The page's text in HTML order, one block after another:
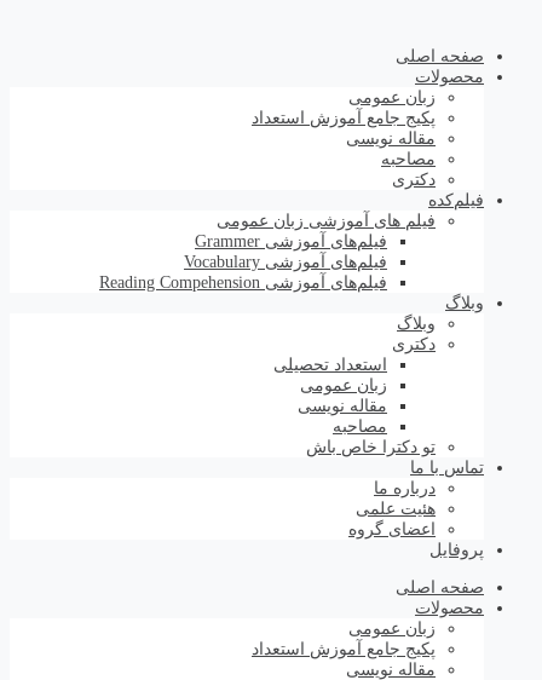
صفحه اصلی
محصولات
زبان عمومی
پکیج جامع آموزش استعداد
مقاله نویسی
مصاحبه
دکتری
فیلم‌کده
فیلم های آموزشی زبان عمومی
فیلم‌های آموزشی Grammer
فیلم‌های آموزشی Vocabulary
فیلم‌های آموزشی Reading Compehension
وبلاگ
وبلاگ
دکتری
استعداد تحصیلی
زبان عمومی
مقاله نویسی
مصاحبه
تو دکترا خاص باش
تماس با ما
درباره ما
هئیت علمی
اعضای گروه
پروفایل
صفحه اصلی
محصولات
زبان عمومی
پکیج جامع آموزش استعداد
مقاله نویسی